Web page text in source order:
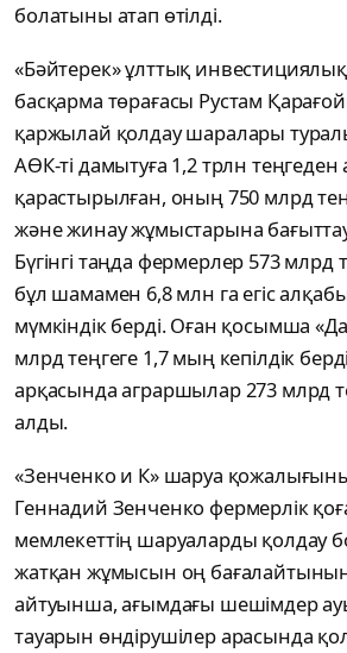
болатыны атап өтілді.
«Бәйтерек» ұлттық
басқарма төрағасы Рустам
қаржылай қолдау шаралары
АӨК-ті дамытуға 1,2 трлн теңгеден
қарастырылған, оның 750 млрд
және жинау жұмыстарына
Бүгінгі таңда фермерлер 573 млрд
бұл шамамен 6,8 млн га егіс
мүмкіндік берді. Оған қосымша
млрд теңгеге 1,7 мың кепілдік
арқасында аграршылар 273 млрд
алды.
«Зенченко и К» шаруа
Геннадий Зенченко фермерлік
мемлекеттің шаруаларды қолдау
жатқан жұмысын оң
айтуынша, ағымдағы шешімдер
тауарын өндірушілер арасында